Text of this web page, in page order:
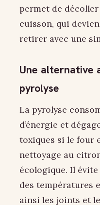
permet de
cuisson, qui
retirer avec une
Une alternative
pyrolyse
La pyrolyse
d’énergie et
toxiques si le four
nettoyage au
écologique. Il
des températures
ainsi les joints et